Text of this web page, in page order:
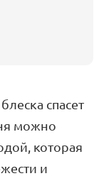
спасет
можно
которая
и